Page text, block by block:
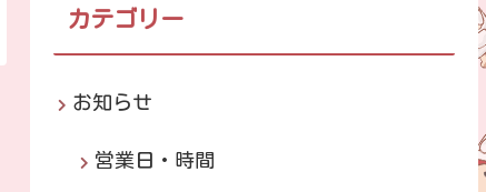
カテゴリー
お知らせ
営業日・時間